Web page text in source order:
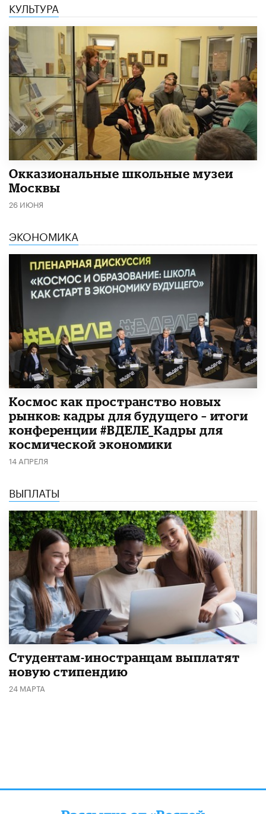
КУЛЬТУРА
​Окказиональные школьные музеи
Москвы
26 ИЮНЯ
ЭКОНОМИКА
Космос как пространство новых
рынков: кадры для будущего – итоги
конференции #ВДЕЛЕ_Кадры для
космической экономики
14 АПРЕЛЯ
ВЫПЛАТЫ
Студентам-иностранцам выплатят
новую стипендию
24 МАРТА